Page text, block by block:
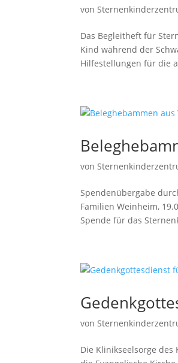
von
Das Begleitheft für
Kind während der
Hilfestellungen für die
von
Spendenübergabe
Familien Weinheim,
Spende für das
von
Die Klinikseelsorge